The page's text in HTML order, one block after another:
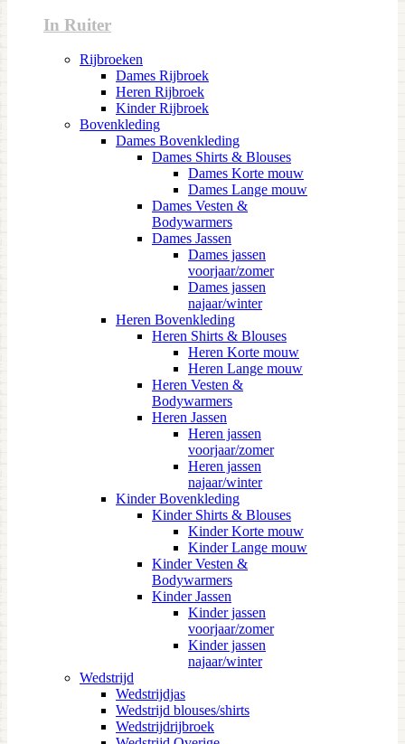
In Ruiter
Rijbroeken
Dames Rijbroek
Heren Rijbroek
Kinder Rijbroek
Bovenkleding
Dames Bovenkleding
Dames Shirts & Blouses
Dames Korte mouw
Dames Lange mouw
Dames Vesten &
Bodywarmers
Dames Jassen
Dames jassen
voorjaar/zomer
Dames jassen
najaar/winter
Heren Bovenkleding
Heren Shirts & Blouses
Heren Korte mouw
Heren Lange mouw
Heren Vesten &
Bodywarmers
Heren Jassen
Heren jassen
voorjaar/zomer
Heren jassen
najaar/winter
Kinder Bovenkleding
Kinder Shirts & Blouses
Kinder Korte mouw
Kinder Lange mouw
Kinder Vesten &
Bodywarmers
Kinder Jassen
Kinder jassen
voorjaar/zomer
Kinder jassen
najaar/winter
Wedstrijd
Wedstrijdjas
Wedstrijd blouses/shirts
Wedstrijdrijbroek